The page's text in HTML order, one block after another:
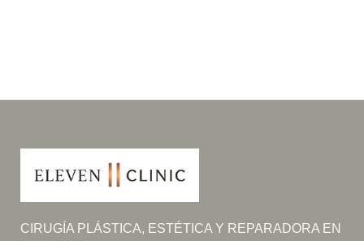
CIRUGÍA PLÁSTICA, ESTÉTICA Y REPARADORA EN